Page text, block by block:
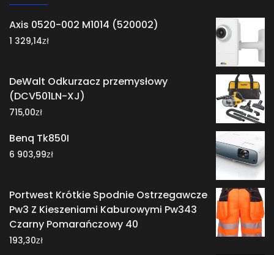
Axis 0520-002 M1014 (520002)
1 329,14zł
DeWalt Odkurzacz przemysłowy
(DCV501LN-XJ)
715,00zł
Benq Tk850I
6 903,99zł
Portwest Krótkie Spodnie Ostrzegawcze
Pw3 Z Kieszeniami Kaburowymi Pw343
Czarny Pomarańczowy 40
193,30zł